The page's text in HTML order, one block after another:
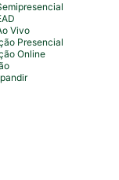
Vivo
Presencial
Online